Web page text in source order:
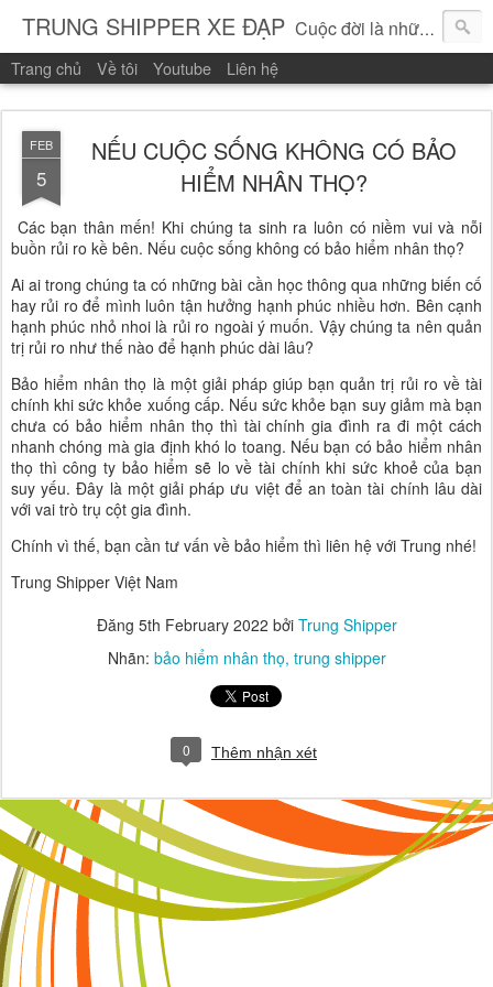
TRUNG SHIPPER XE ĐẠP Cuộc đời là những vòng quay!
Trang chủ Về tôi Youtube Liên hệ
FEB
5
NẾU CUỘC SỐNG KHÔNG CÓ BẢO
HIỂM NHÂN THỌ?
Các bạn thân mến! Khi chúng ta sinh ra luôn có niềm vui và nỗi
buồn rủi ro kề bên. Nếu cuộc sống không có bảo hiểm nhân thọ?
Ai ai trong chúng ta có những bài cần học thông qua những biến cố
hay rủi ro để mình luôn tận hưởng hạnh phúc nhiều hơn. Bên cạnh
hạnh phúc nhỏ nhoi là rủi ro ngoài ý muốn. Vậy chúng ta nên quản
trị rủi ro như thế nào để hạnh phúc dài lâu?
Bảo hiểm nhân thọ là một giải pháp giúp bạn quản trị rủi ro về tài
chính khi sức khỏe xuống cấp. Nếu sức khỏe bạn suy giảm mà bạn
chưa có bảo hiểm nhân thọ thì tài chính gia đình ra đi một cách
nhanh chóng mà gia định khó lo toang. Nếu bạn có bảo hiểm nhân
thọ thì công ty bảo hiểm sẽ lo về tài chính khi sức khoẻ của bạn
suy yếu. Đây là một giải pháp ưu việt để an toàn tài chính lâu dài
với vai trò trụ cột gia đình.
Chính vì thế, bạn cần tư vấn về bảo hiểm thì liên hệ với Trung nhé!
Trung Shipper Việt Nam
Đăng 5th February 2022 bởi Trung Shipper
Nhãn: bảo hiểm nhân thọ trung shipper
0 Thêm nhận xét